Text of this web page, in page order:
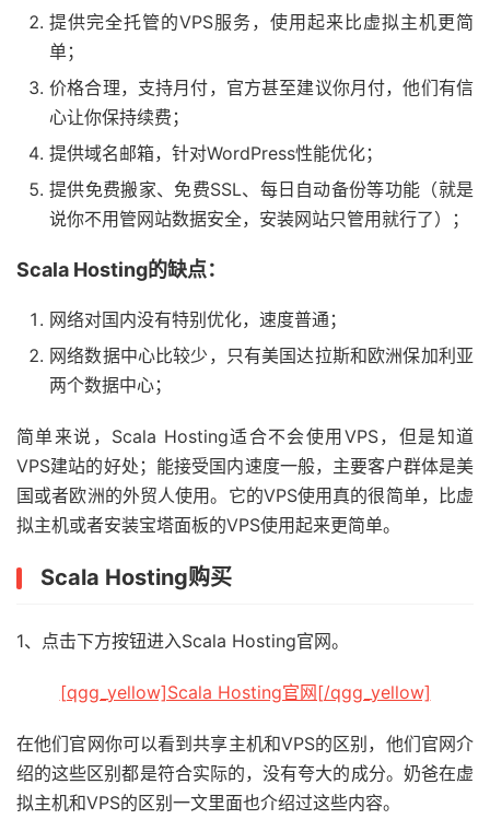
提供完全托管的VPS服务，使用起来比虚拟主机更简
单；
价格合理，支持月付，官方甚至建议你月付，他们有信
心让你保持续费；
提供域名邮箱，针对WordPress性能优化；
提供免费搬家、免费SSL、每日自动备份等功能（就是
说你不用管网站数据安全，安装网站只管用就行了）；
Scala Hosting的缺点：
网络对国内没有特别优化，速度普通；
网络数据中心比较少，只有美国达拉斯和欧洲保加利亚
两个数据中心；
简单来说，Scala Hosting适合不会使用VPS，但是知道
VPS建站的好处；能接受国内速度一般，主要客户群体是美
国或者欧洲的外贸人使用。它的VPS使用真的很简单，比虚
拟主机或者安装宝塔面板的VPS使用起来更简单。
Scala Hosting购买
1、点击下方按钮进入Scala Hosting官网。
[qgg_yellow]Scala Hosting官网[/qgg_yellow]
在他们官网你可以看到共享主机和VPS的区别，他们官网介
绍的这些区别都是符合实际的，没有夸大的成分。奶爸在虚
拟主机和VPS的区别一文里面也介绍过这些内容。